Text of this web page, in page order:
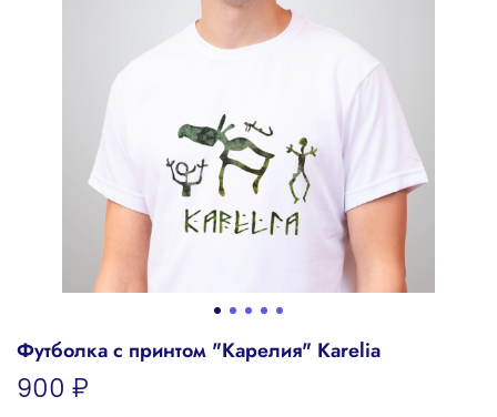
Футболка с принтом "Карелия" Karelia
900 ₽